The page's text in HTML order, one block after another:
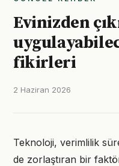
Evinizden
fikirleri
2 Haziran 2026
Teknoloji, verimlilik
de zorlaştıran bir